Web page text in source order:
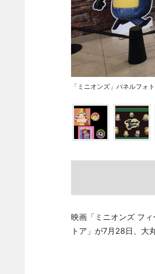
「ミニオンズ」パネルフォ
映画「ミニオンズ フ
トア」が7月28日、大